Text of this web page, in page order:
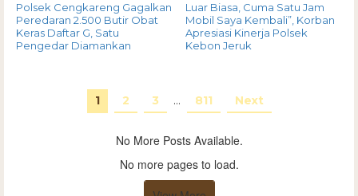
Polsek Cengkareng Gagalkan
Peredaran 2.500 Butir Obat
Keras Daftar G, Satu
Pengedar Diamankan
Luar Biasa, Cuma Satu Jam
Mobil Saya Kembali”, Korban
Apresiasi Kinerja Polsek
Kebon Jeruk
1 2 3 … 811 Next
No More Posts Available.
No more pages to load.